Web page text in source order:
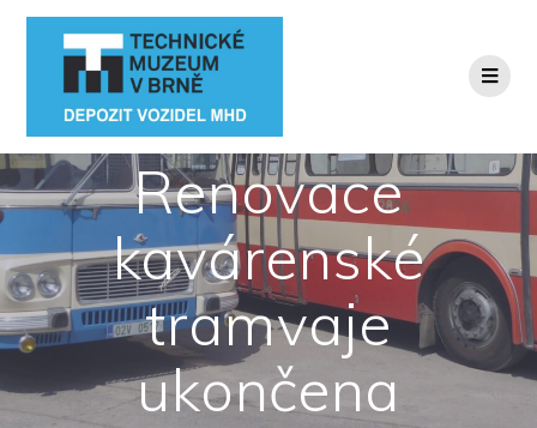
Přeskočit
Renovace
kavárenské
tramvaje
ukončena